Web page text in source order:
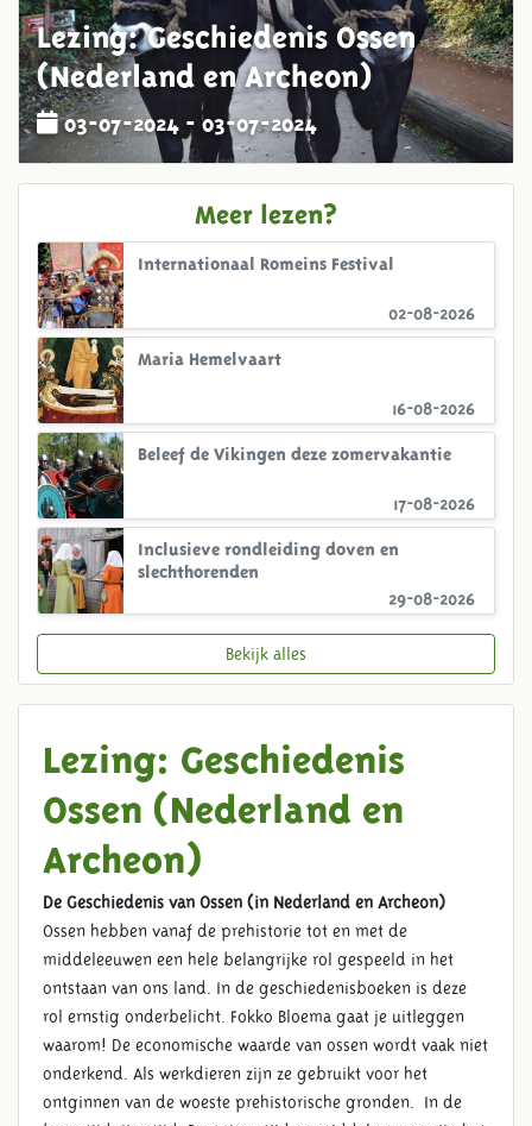
Lezing: Geschiedenis Ossen
(Nederland en Archeon)
03-07-2024 - 03-07-2024
Lezing: Geschiedenis
Ossen (Nederland en
Archeon)
De Geschiedenis van Ossen (in Nederland en Archeon)
Ossen hebben vanaf de prehistorie tot en met de
middeleeuwen een hele belangrijke rol gespeeld in het
ontstaan van ons land. In de geschiedenisboeken is deze
rol ernstig onderbelicht. Fokko Bloema gaat je uitleggen
waarom! De economische waarde van ossen wordt vaak niet
onderkend. Als werkdieren zijn ze gebruikt voor het
ontginnen van de woeste prehistorische gronden. In de
Meer lezen?
02-08-2026
Internationaal Romeins Festival
16-08-2026
Maria Hemelvaart
17-08-2026
Beleef de Vikingen deze zomervakantie
29-08-2026
Inclusieve rondleiding doven en
slechthorenden
Bekijk alles